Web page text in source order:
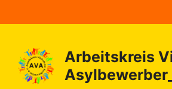
Inhalt
Arbeitskreis